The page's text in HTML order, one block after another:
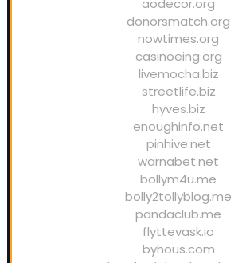
aodecor.org
donorsmatch.org
nowtimes.org
casinoeing.org
livemocha.biz
streetlife.biz
hyves.biz
enoughinfo.net
pinhive.net
warnabet.net
bollym4u.me
bolly2tollyblog.me
pandaclub.me
flyttevask.io
byhous.com